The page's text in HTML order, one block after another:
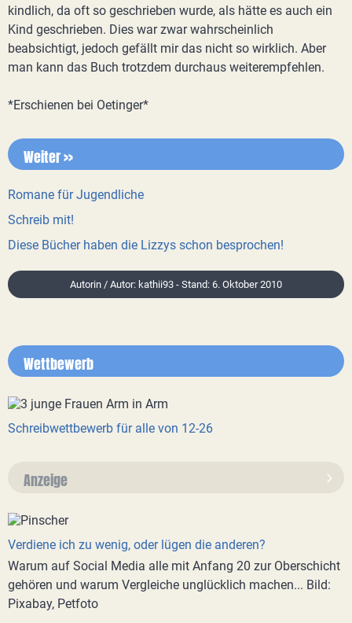
kindlich, da oft so geschrieben wurde, als hätte es auch ein
Kind geschrieben. Dies war zwar wahrscheinlich
beabsichtigt, jedoch gefällt mir das nicht so wirklich. Aber
man kann das Buch trotzdem durchaus weiterempfehlen.
*Erschienen bei Oetinger*
Weiter >>
Romane für Jugendliche
Schreib mit!
Diese Bücher haben die Lizzys schon besprochen!
Autorin / Autor: kathii93 - Stand: 6. Oktober 2010
Wettbewerb
Schreibwettbewerb für alle von 12-26
Anzeige
Verdiene ich zu wenig, oder lügen die anderen?
Warum auf Social Media alle mit Anfang 20 zur Oberschicht
gehören und warum Vergleiche unglücklich machen... Bild:
Pixabay, Petfoto